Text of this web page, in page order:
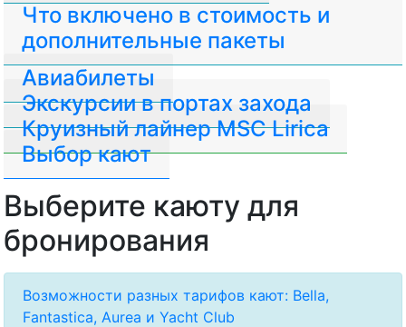
Авиабилеты
Что включено в стоимость и
дополнительные пакеты
Экскурсии в портах захода
Круизный лайнер MSC Lirica
Выбор кают
Выберите каюту для
бронирования
Возможности разных тарифов кают: Bella,
Fantastica, Aurea и Yacht Club